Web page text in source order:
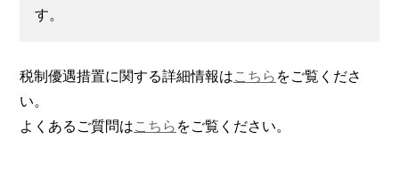
す。
税制優遇措置に関する詳細情報はこちらをご覧くださ
い。
よくあるご質問はこちらをご覧ください。